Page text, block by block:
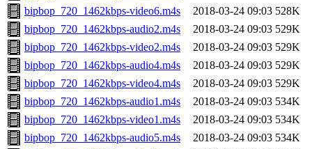
bipbop_720_1462kbps-video6.m4s
2018-03-24 09:03 528K
bipbop_720_1462kbps-audio2.m4s
2018-03-24 09:03 529K
bipbop_720_1462kbps-video2.m4s
2018-03-24 09:03 529K
bipbop_720_1462kbps-audio4.m4s
2018-03-24 09:03 529K
bipbop_720_1462kbps-video4.m4s
2018-03-24 09:03 529K
bipbop_720_1462kbps-audio1.m4s
2018-03-24 09:03 534K
bipbop_720_1462kbps-video1.m4s
2018-03-24 09:03 534K
bipbop_720_1462kbps-audio5.m4s
2018-03-24 09:03 534K